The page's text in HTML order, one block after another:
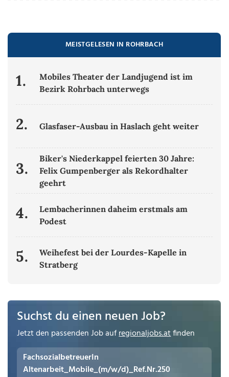
MEISTGELESEN IN ROHRBACH
1.
Mobiles Theater der Landjugend ist im
Bezirk Rohrbach unterwegs
2. Glasfaser-Ausbau in Haslach geht weiter
3.
Biker's Niederkappel feierten 30 Jahre:
Felix Gumpenberger als Rekordhalter
geehrt
4.
Lembacherinnen daheim erstmals am
Podest
5.
Weihefest bei der Lourdes-Kapelle in
Stratberg
Suchst du einen neuen Job?
Jetzt den passenden Job aufregionaljobs.atfinden
FachsozialbetreuerIn
Altenarbeit_Mobile_(m/w/d)_Ref.Nr.250